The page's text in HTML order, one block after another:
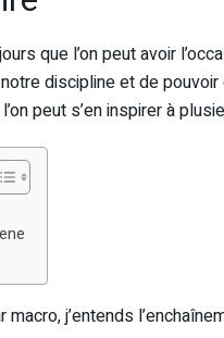
que l’on peut avoir
discipline et de pouvoir
peut s’en inspirer à
macro, j’entends